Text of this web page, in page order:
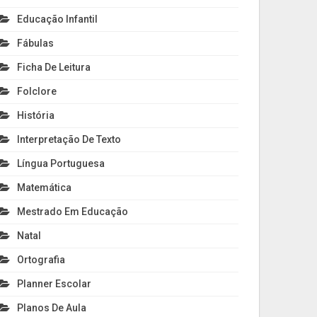
Educação Infantil
Fábulas
Ficha De Leitura
Folclore
História
Interpretação De Texto
Língua Portuguesa
Matemática
Mestrado Em Educação
Natal
Ortografia
Planner Escolar
Planos De Aula